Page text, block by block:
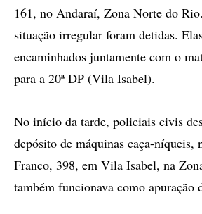
161, no Andaraí, Zona Norte do
situação irregular foram detidas.
encaminhados juntamente com o
para a 20ª DP (Vila Isabel).
No início da tarde, policiais civis
depósito de máquinas caça-níqueis,
Franco, 398, em Vila Isabel, na
também funcionava como apuração